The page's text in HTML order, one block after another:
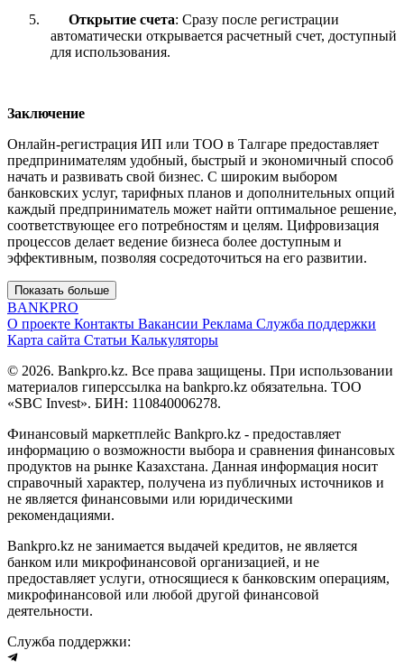
5.
Открытие счета: Сразу после регистрации
автоматически открывается расчетный счет, доступный
для использования.
Заключение
Онлайн-регистрация ИП или ТОО в Талгаре предоставляет
предпринимателям удобный, быстрый и экономичный способ
начать и развивать свой бизнес. С широким выбором
банковских услуг, тарифных планов и дополнительных опций
каждый предприниматель может найти оптимальное решение,
соответствующее его потребностям и целям. Цифровизация
процессов делает ведение бизнеса более доступным и
эффективным, позволяя сосредоточиться на его развитии.
Показать больше
BANKPRO
О проекте Контакты Вакансии Реклама Служба поддержки
Карта сайта Статьи Калькуляторы
© 2026. Bankpro.kz. Все права защищены. При использовании
материалов гиперссылка на bankpro.kz обязательна. ТОО
«SBC Invest». БИН: 110840006278.
Финансовый маркетплейс Bankpro.kz - предоставляет
информацию о возможности выбора и сравнения финансовых
продуктов на рынке Казахстана. Данная информация носит
справочный характер, получена из публичных источников и
не является финансовыми или юридическими
рекомендациями.
Bankpro.kz не занимается выдачей кредитов, не является
банком или микрофинансовой организацией, и не
предоставляет услуги, относящиеся к банковским операциям,
микрофинансовой или любой другой финансовой
деятельности.
Служба поддержки: